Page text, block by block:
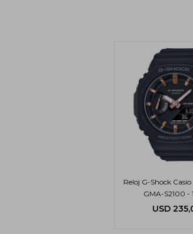
Reloj G-Shock
GMA-S2100 -
USD